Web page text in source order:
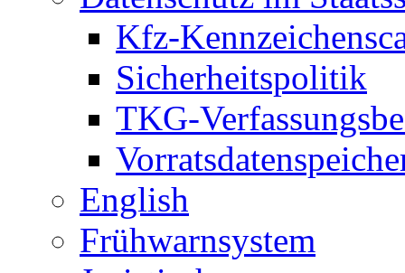
Kfz-
Sicherheitspolitik
TKG-
English
Frühwarnsystem